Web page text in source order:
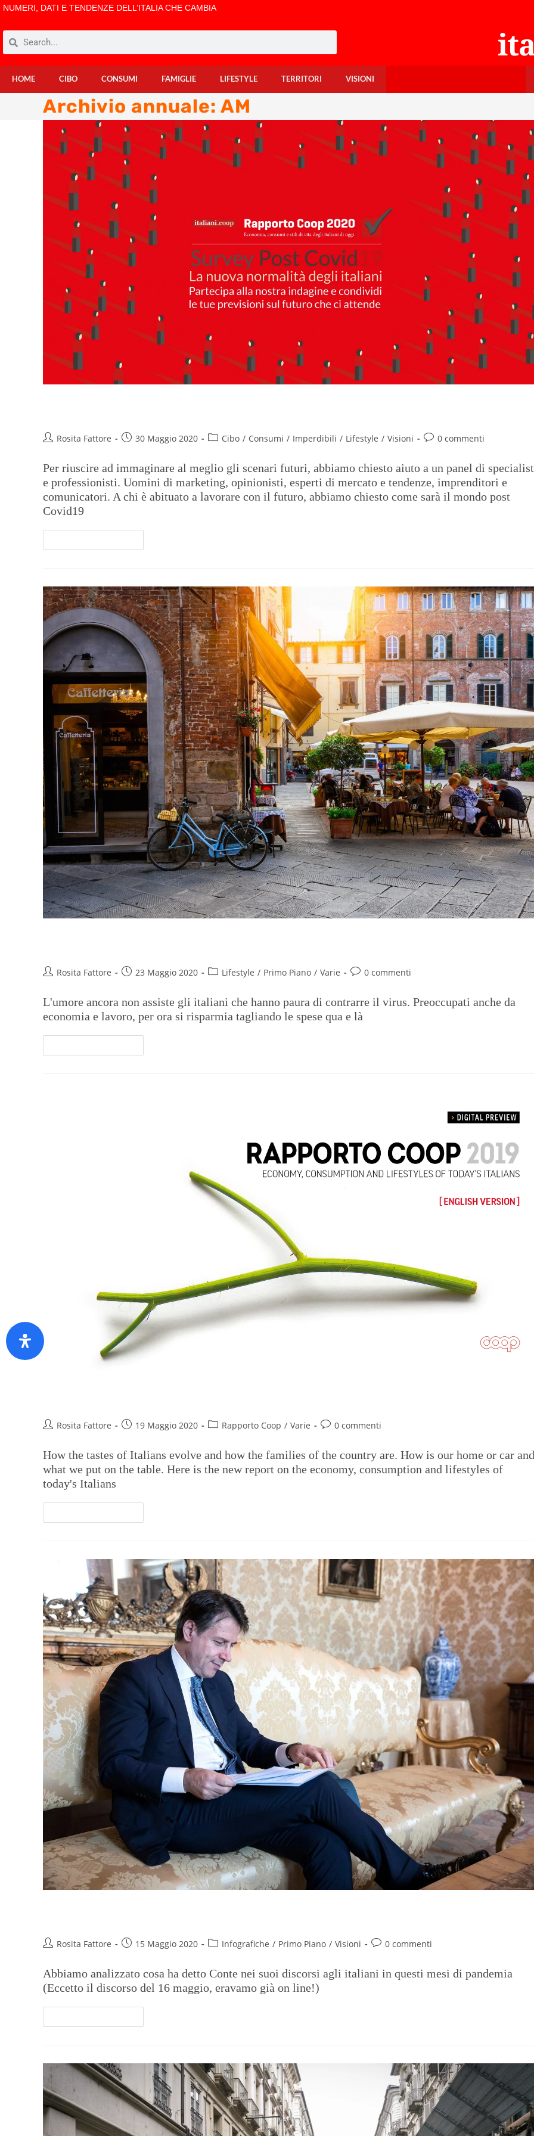
NUMERI, DATI E TENDENZE DELL’ITALIA CHE CAMBIA
HOME CIBO CONSUMI FAMIGLIE LIFESTYLE TERRITORI VISIONI
Archivio annuale: AM
Rosita Fattore 30 Maggio 2020 Cibo / Consumi / Imperdibili / Lifestyle / Visioni 0 commenti
Per riuscire ad immaginare al meglio gli scenari futuri, abbiamo chiesto aiuto a un panel di
e professionisti. Uomini di marketing, opinionisti, esperti di mercato e tendenze, imprenditori e
comunicatori. A chi è abituato a lavorare con il futuro, abbiamo chiesto come sarà il mondo post
Covid19
Rosita Fattore 23 Maggio 2020 Lifestyle / Primo Piano / Varie 0 commenti
L'umore ancora non assiste gli italiani che hanno paura di contrarre il virus. Preoccupati anche da
economia e lavoro, per ora si risparmia tagliando le spese qua e là
Rosita Fattore 19 Maggio 2020 Rapporto Coop / Varie 0 commenti
How the tastes of Italians evolve and how the families of the country are. How is our home or car and
what we put on the table. Here is the new report on the economy, consumption and lifestyles of
today's Italians
Rosita Fattore 15 Maggio 2020 Infografiche / Primo Piano / Visioni 0 commenti
Abbiamo analizzato cosa ha detto Conte nei suoi discorsi agli italiani in questi mesi di pandemia
(Eccetto il discorso del 16 maggio, eravamo già on line!)